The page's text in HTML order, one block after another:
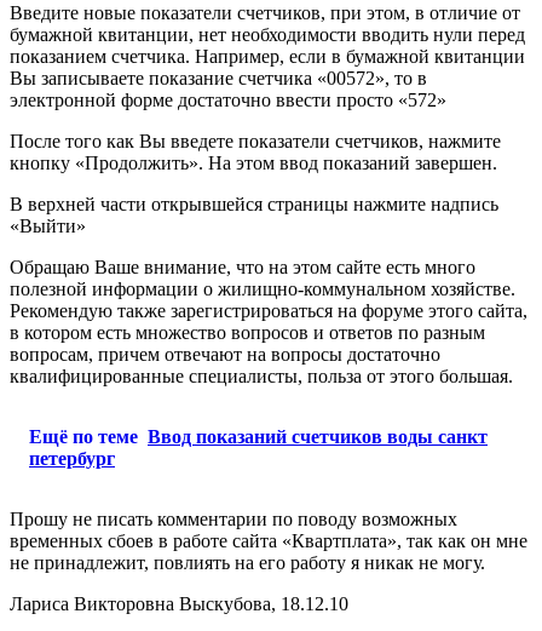
Введите новые показатели счетчиков, при этом, в отличие от
бумажной квитанции, нет необходимости вводить нули перед
показанием счетчика. Например, если в бумажной квитанции
Вы записываете показание счетчика «00572», то в
электронной форме достаточно ввести просто «572»
После того как Вы введете показатели счетчиков, нажмите
кнопку «Продолжить». На этом ввод показаний завершен.
В верхней части открывшейся страницы нажмите надпись
«Выйти»
Обращаю Ваше внимание, что на этом сайте есть много
полезной информации о жилищно-коммунальном хозяйстве.
Рекомендую также зарегистрироваться на форуме этого сайта,
в котором есть множество вопросов и ответов по разным
вопросам, причем отвечают на вопросы достаточно
квалифицированные специалисты, польза от этого большая.
Ещё по теме Ввод показаний счетчиков воды санкт
петербург
Прошу не писать комментарии по поводу возможных
временных сбоев в работе сайта «Квартплата», так как он мне
не принадлежит, повлиять на его работу я никак не могу.
Лариса Викторовна Выскубова, 18.12.10